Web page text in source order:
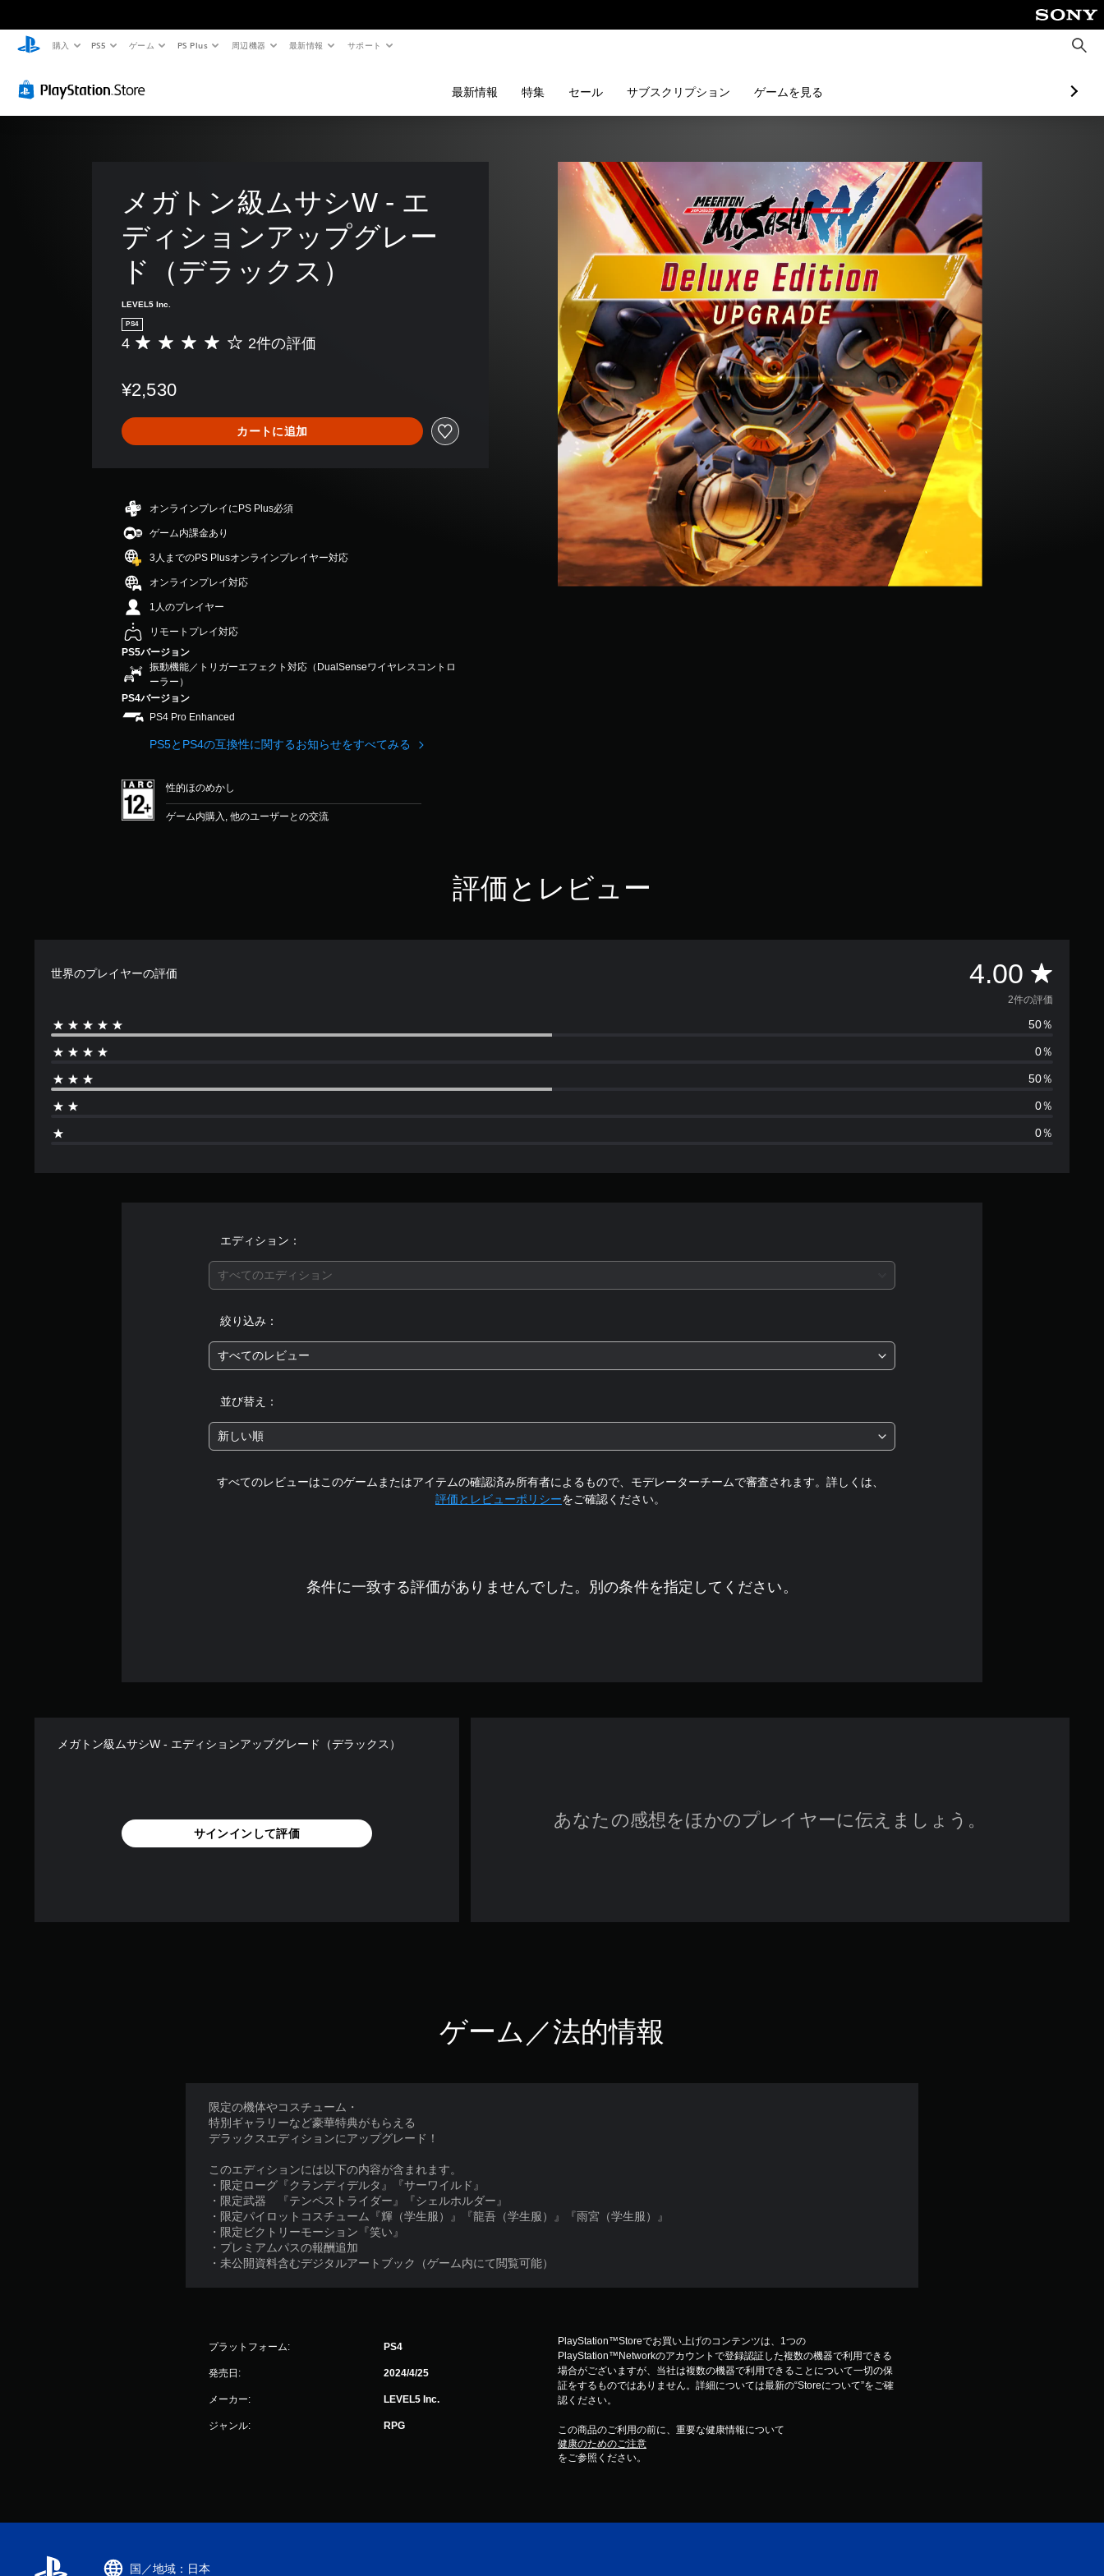
購入 PS5 ゲーム PS Plus 周辺機器 最新情報 サポート
検
索
最新情報 特集 セール サブスクリプション ゲームを見る
メガトン級ムサシW - エ
ディションアップグレー
ド（デラックス）
LEVEL5 Inc.
PS4
評
は
、
平
評
は
5
段
階
中
の
で
す
4 2件の評価
¥2,530
カートに追加
オンラインプレイにPS Plus必須
ゲーム内課金あり
3人までのPS Plusオンラインプレイヤー対応
オンラインプレイ対応
1人のプレイヤー
リモートプレイ対応
PS5バージョン
振動機能／トリガーエフェクト対応（DualSenseワイヤレスコントロ
ーラー）
PS4バージョン
PS4 Pro Enhanced
PS5とPS4の互換性に関するお知らせをすべてみる
性的ほのめかし
ゲーム内購入, 他のユーザーとの交流
評価とレビュー
世界のプレイヤーの評価 4.00 評
価
数
は
2
、
平
2件の評価
50％
0％
50％
0％
0％
エディション：
すべてのエディション
絞り込み：
すべてのレビュー
並び替え：
新しい順
すべてのレビューはこのゲームまたはアイテムの確認済み所有者によるもので、モデレーターチームで審査されます。詳しくは、
評価とレビューポリシーをご確認ください。
条件に一致する評価がありませんでした。別の条件を指定してください。
メガトン級ムサシW - エディションアップグレード（デラックス）
サインインして評価
あなたの感想をほかのプレイヤーに伝えましょう。
ゲーム／法的情報
限定の機体やコスチューム・
特別ギャラリーなど豪華特典がもらえる
デラックスエディションにアップグレード！
このエディションには以下の内容が含まれます。
・限定ローグ『クランディデルタ』『サーワイルド』
・限定武器 『テンペストライダー』『シェルホルダー』
・限定パイロットコスチューム『輝（学生服）』『龍吾（学生服）』『雨宮（学生服）』
・限定ビクトリーモーション『笑い』
・プレミアムパスの報酬追加
・未公開資料含むデジタルアートブック（ゲーム内にて閲覧可能）
プラットフォーム: PS4
発売日: 2024/4/25
メーカー: LEVEL5 Inc.
ジャンル: RPG
PlayStation™Storeでお買い上げのコンテンツは、1つの
PlayStation™Networkのアカウントで登録認証した複数の機器で利用できる
場合がございますが、当社は複数の機器で利用できることについて一切の保
証をするものではありません。詳細については最新の“Storeについて”をご確
認ください。
この商品のご利用の前に、重要な健康情報について
健康のためのご注意
をご参照ください。
国／地域：日本